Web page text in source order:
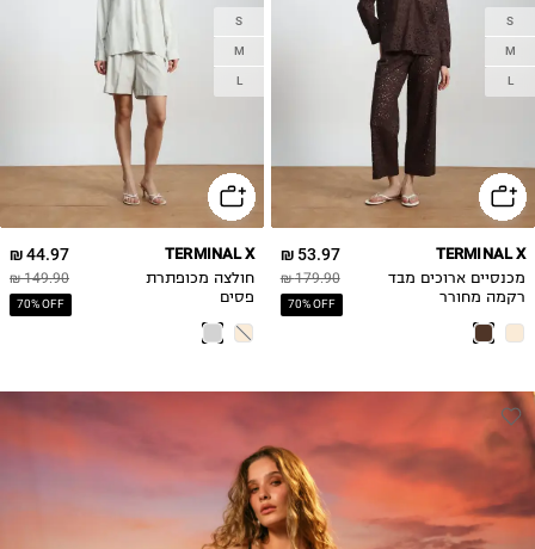
S
M
L
53.97 ₪
179.90 ₪
70% OFF
TERMINAL X
מכנסיים ארוכים מבד
רקמה מחורר
S
M
L
44.97 ₪
149.90 ₪
70% OFF
TERMINAL X
חולצה מכופתרת
פסים